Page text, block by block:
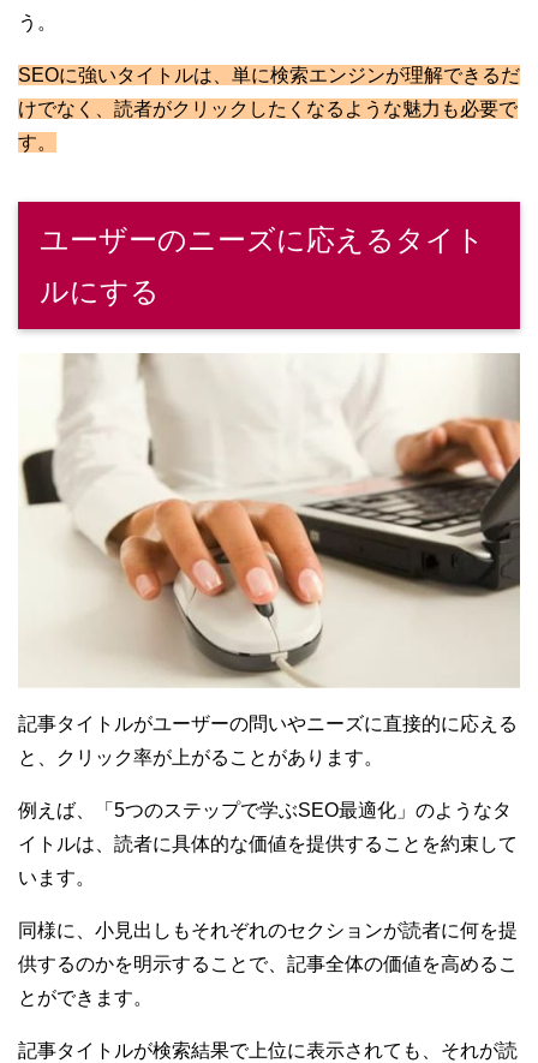
う。
SEOに強いタイトルは、単に検索エンジンが理解できるだ
けでなく、読者がクリックしたくなるような魅力も必要で
す。
ユーザーのニーズに応えるタイト
ルにする
記事タイトルがユーザーの問いやニーズに直接的に応える
と、クリック率が上がることがあります。
例えば、「5つのステップで学ぶSEO最適化」のようなタ
イトルは、読者に具体的な価値を提供することを約束して
います。
同様に、小見出しもそれぞれのセクションが読者に何を提
供するのかを明示することで、記事全体の価値を高めるこ
とができます。
記事タイトルが検索結果で上位に表示されても、それが読